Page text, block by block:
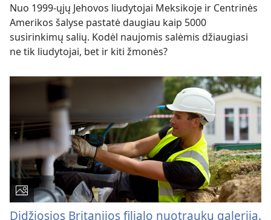
Nuo 1999-ųjų Jehovos liudytojai Meksikoje ir Centrinės
Amerikos šalyse pastatė daugiau kaip 5000
susirinkimų salių. Kodėl naujomis salėmis džiaugiasi
ne tik liudytojai, bet ir kiti žmonės?
Didžiosios Britanijos filialo nuotraukų galerija.